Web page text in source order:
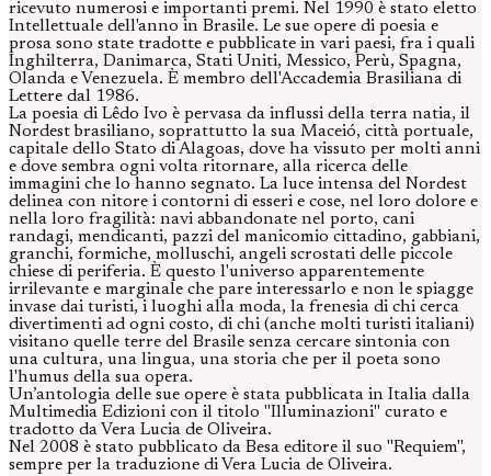
ricevuto numerosi e importanti premi. Nel 1990 è stato eletto
Intellettuale dell'anno in Brasile. Le sue opere di poesia e
prosa sono state tradotte e pubblicate in vari paesi, fra i quali
Inghilterra, Danimarca, Stati Uniti, Messico, Perù, Spagna,
Olanda e Venezuela. È membro dell'Accademia Brasiliana di
Lettere dal 1986.
La poesia di Lêdo Ivo è pervasa da influssi della terra natia, il
Nordest brasiliano, soprattutto la sua Maceió, città portuale,
capitale dello Stato di Alagoas, dove ha vissuto per molti anni
e dove sembra ogni volta ritornare, alla ricerca delle
immagini che lo hanno segnato. La luce intensa del Nordest
delinea con nitore i contorni di esseri e cose, nel loro dolore e
nella loro fragilità: navi abbandonate nel porto, cani
randagi, mendicanti, pazzi del manicomio cittadino, gabbiani,
granchi, formiche, molluschi, angeli scrostati delle piccole
chiese di periferia. È questo l'universo apparentemente
irrilevante e marginale che pare interessarlo e non le spiagge
invase dai turisti, i luoghi alla moda, la frenesia di chi cerca
divertimenti ad ogni costo, di chi (anche molti turisti italiani)
visitano quelle terre del Brasile senza cercare sintonia con
una cultura, una lingua, una storia che per il poeta sono
l'humus della sua opera.
Un’antologia delle sue opere è stata pubblicata in Italia dalla
Multimedia Edizioni con il titolo "Illuminazioni" curato e
tradotto da Vera Lucia de Oliveira.
Nel 2008 è stato pubblicato da Besa editore il suo "Requiem",
sempre per la traduzione di Vera Lucia de Oliveira.